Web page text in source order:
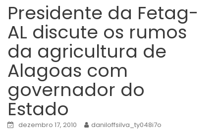
Presidente da Fetag-
AL discute os rumos
da agricultura de
Alagoas com
governador do
Estado
dezembro 17, 2010 daniloffsilva_ty048i7o